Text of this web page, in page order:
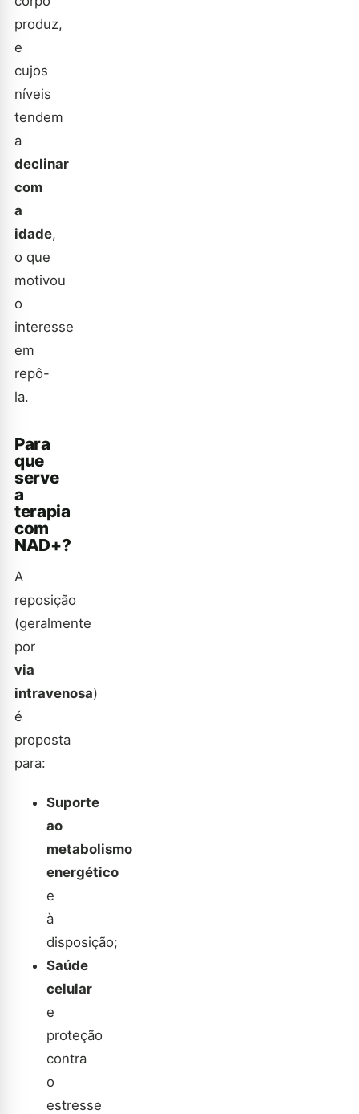
produz,
e
cujos
níveis
tendem
a
declinar
com
a
idade,
o que
motivou
o
interesse
em
repô-
la.
Para
que
serve
a
terapia
com
NAD+?
A
reposição
(geralmente
por
via
intravenosa)
é
proposta
para:
Suporte
ao
metabolismo
energético
e
à
disposição;
Saúde
celular
e
proteção
contra
o
estresse